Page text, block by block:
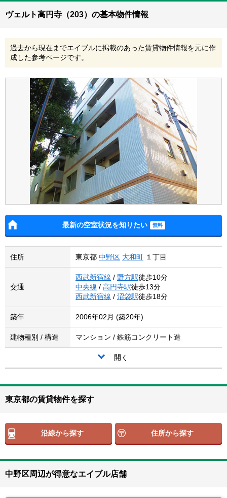
ヴェルト高円寺（203）の基本物件情報
過去から現在までエイブルに掲載のあった賃貸物件情報を元に作
成した参考ページです。
最新の空室状況を知りたい
住所 東京都 中野区 大和町 １丁目
交通
西武新宿線 / 野方駅徒歩10分
中央線 / 高円寺駅徒歩13分
西武新宿線 / 沼袋駅徒歩18分
築年 2006年02月 (築20年)
建物種別 / 構造 マンション / 鉄筋コンクリート造
開く
東京都の賃貸物件を探す
沿線から探す 住所から探す
中野区周辺が得意なエイブル店舗